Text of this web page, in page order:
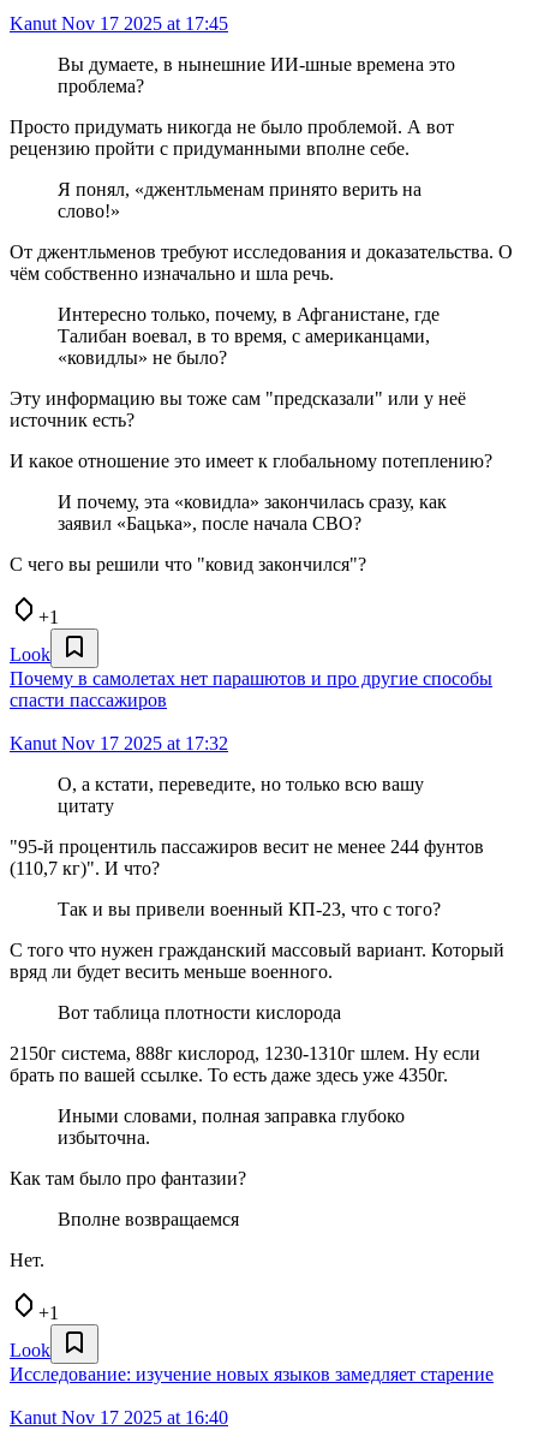
Kanut Nov 17 2025 at 17:45
Вы думаете, в нынешние ИИ-шные времена это
проблема?
Просто придумать никогда не было проблемой. А вот
рецензию пройти с придуманными вполне себе.
Я понял, «джентльменам принято верить на
слово!»
От джентльменов требуют исследования и доказательства. О
чём собственно изначально и шла речь.
Интересно только, почему, в Афганистане, где
Талибан воевал, в то время, с американцами,
«ковидлы» не было?
Эту информацию вы тоже сам "предсказали" или у неё
источник есть?
И какое отношение это имеет к глобальному потеплению?
И почему, эта «ковидла» закончилась сразу, как
заявил «Бацька», после начала СВО?
С чего вы решили что "ковид закончился"?
+1
Look
Почему в самолетах нет парашютов и про другие способы
спасти пассажиров
Kanut Nov 17 2025 at 17:32
О, а кстати, переведите, но только всю вашу
цитату
"95-й процентиль пассажиров весит не менее 244 фунтов
(110,7 кг)". И что?
Так и вы привели военный КП-23, что с того?
С того что нужен гражданский массовый вариант. Который
вряд ли будет весить меньше военного.
Вот таблица плотности кислорода
2150г система, 888г кислород, 1230-1310г шлем. Ну если
брать по вашей ссылке. То есть даже здесь уже 4350г.
Иными словами, полная заправка глубоко
избыточна.
Как там было про фантазии?
Вполне возвращаемся
Нет.
+1
Look
Исследование: изучение новых языков замедляет старение
Kanut Nov 17 2025 at 16:40